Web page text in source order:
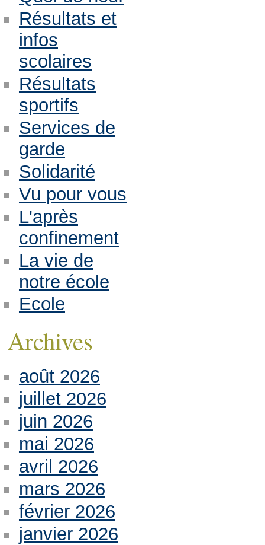
Résultats et
infos
scolaires
Résultats
sportifs
Services de
garde
Solidarité
Vu pour vous
L'après
confinement
La vie de
notre école
Ecole
Archives
août 2026
juillet 2026
juin 2026
mai 2026
avril 2026
mars 2026
février 2026
janvier 2026